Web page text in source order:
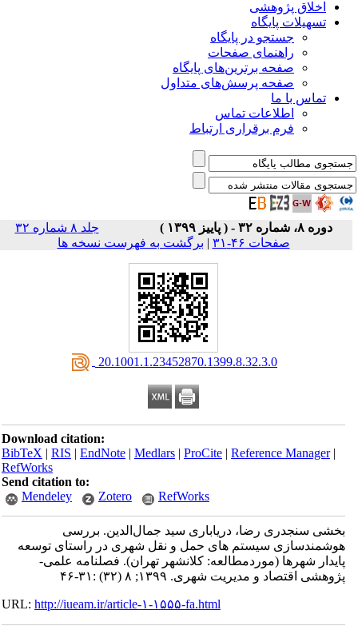
اخلاق پژوهشی
تسهیلات پایگاه
جستجو در پایگاه
راهنمای صفحات
صفحه برترین‌های پایگاه
صفحه پرسش‌های متداول
تماس با ما
اطلاعات تماس
فرم برقراری ارتباط
دوره ۸، شماره ۳۲ - ( پاییز ۱۳۹۹ )
جلد ۸ شماره ۳۲
صفحات ۴۶-۳۱
|برگشت به فهرست نسخه ها
‎ 20.1001.1.23452870.1399.8.32.3.0
Download citation:
BibTeX|RIS|EndNote|Medlars|ProCite|Reference Manager
RefWorks
Send citation to:
Mendeley
Zotero RefWorks
بخشی سنجدری رضا، دریاباری سید جمال‌الدین. بررسی
هوشمندسازی سیستم ‎های حمل ‎و نقل شهری در راستای توسعه
پایدار شهرها (موردمطالعه: کلان‎شهر تهران). فصلنامه علمی-
پژوهشی اقتصاد و مدیریت شهری. ۱۳۹۹; ۸ (۳۲) :۳۱-۴۶
URL:http://iueam.ir/article-۱-۱۵۵۵-fa.html